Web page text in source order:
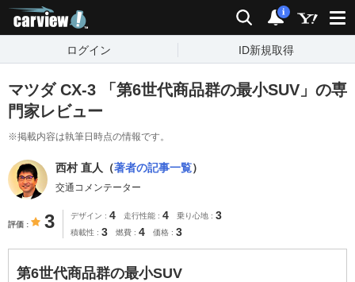
検索 通知
i
ログイン ID新規取得
マツダ CX-3 「第6世代商品群の最小SUV」の専
門家レビュー
※掲載内容は執筆日時点の情報です。
西村 直人（著者の記事一覧）
交通コメンテーター
評価 3 デザイン 4 走行性能 4 乗り心地 3
積載性 3 燃費 4 価格 3
第6世代商品群の最小SUV